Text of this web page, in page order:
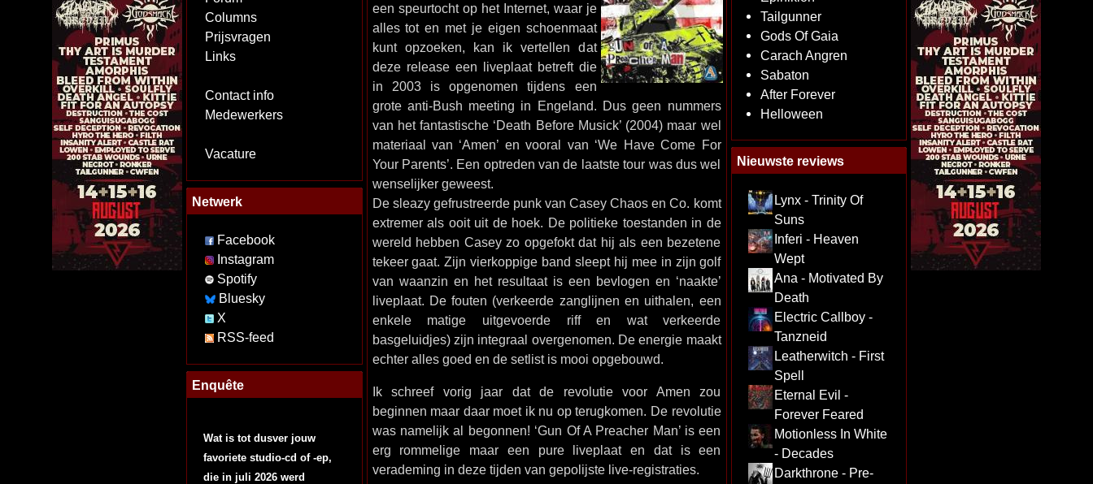
Columns
Prijsvragen
Links
Contact info
Medewerkers
Vacature
Netwerk
Facebook
Instagram
Spotify
Bluesky
X
RSS-feed
Enquête
Wat is tot dusver jouw
favoriete studio-cd of -ep,
die in juli 2026 werd
een speurtocht op het Internet, waar je
alles tot en met je eigen schoenmaat
kunt opzoeken, kan ik vertellen dat
deze release een liveplaat betreft die
in 2003 is opgenomen tijdens een
grote anti-Bush meeting in Engeland. Dus geen nummers
van het fantastische ‘Death Before Musick’ (2004) maar wel
materiaal van ‘Amen’ en vooral van ‘We Have Come For
Your Parents’. Een optreden van de laatste tour was dus wel
wenselijker geweest.
De sleazy gefrustreerde punk van Casey Chaos en Co. komt
extremer als ooit uit de hoek. De politieke toestanden in de
wereld hebben Casey zo opgefokt dat hij als een bezetene
tekeer gaat. Zijn vierkoppige band sleept hij mee in zijn golf
van waanzin en het resultaat is een bevlogen en ‘naakte’
liveplaat. De fouten (verkeerde zanglijnen en uithalen, een
enkele matige uitgevoerde riff en wat verkeerde
basgeluidjes) zijn integraal overgenomen. De energie maakt
echter alles goed en de setlist is mooi opgebouwd.
Ik schreef vorig jaar dat de revolutie voor Amen zou
beginnen maar daar moet ik nu op terugkomen. De revolutie
was namelijk al begonnen! ‘Gun Of A Preacher Man’ is een
erg rommelige maar een pure liveplaat en dat is een
verademing in deze tijden van gepolijste live-registraties.
Tailgunner
Gods Of Gaia
Carach Angren
Sabaton
After Forever
Helloween
Nieuwste reviews
Lynx - Trinity Of
Suns
Inferi - Heaven
Wept
Ana - Motivated By
Death
Electric Callboy -
Tanzneid
Leatherwitch - First
Spell
Eternal Evil -
Forever Feared
Motionless In White
- Decades
Darkthrone - Pre-